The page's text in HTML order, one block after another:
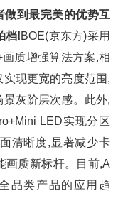
做到最完美的优势互
档!BOE(京东方)采用
质增强算法方案,相
现更宽的亮度范围,
灰阶层次感。此外,
LED实现分区
清晰度,显著减少卡
画质新标杆。目前,A
品类产品的应用趋